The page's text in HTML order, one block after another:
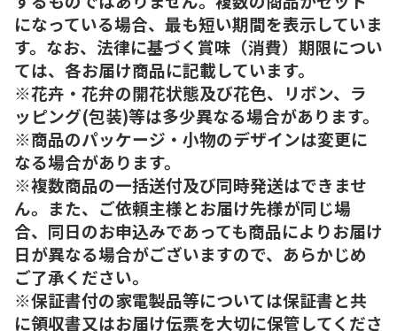
になっている場合、最も短い期間を表示していま
す。なお、法律に基づく賞味（消費）期限につい
ては、各お届け商品に記載しています。
※花卉・花弁の開花状態及び花色、リボン、ラ
ッピング(包装)等は多少異なる場合があります。
※商品のパッケージ・小物のデザインは変更に
なる場合があります。
※複数商品の一括送付及び同時発送はできませ
ん。また、ご依頼主様とお届け先様が同じ場
合、同日のお申込みであっても商品によりお届け
日が異なる場合がございますので、あらかじめ
ご了承ください。
※保証書付の家電製品等については保証書と共
に領収書又はお届け伝票を大切に保管してくださ